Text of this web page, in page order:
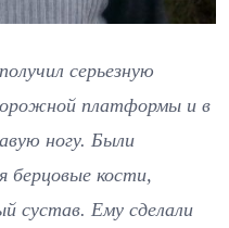
серьезную
платформы и в
ногу. Были
берцовые кости,
сустав. Ему сделали